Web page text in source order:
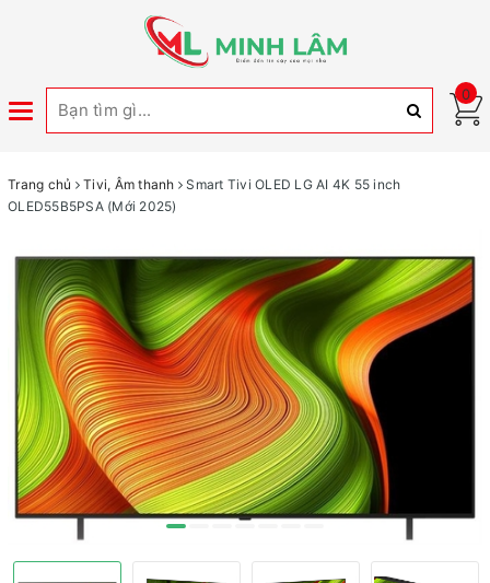
Toggle
0
Trang chủ Tivi, Âm thanh
Smart Tivi OLED LG AI 4K 55 inch
OLED55B5PSA (Mới 2025)